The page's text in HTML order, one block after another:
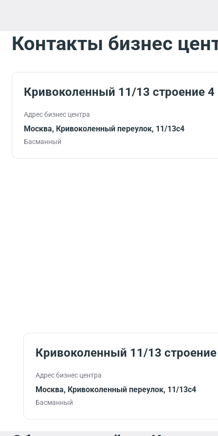
Контакты бизнес
Кривоколенный 11/13 строение 4
Адрес бизнес центра
Москва, Кривоколенный переулок, 11/13с4
Басманный
Кривоколенный 11/13
Адрес бизнес центра
Москва, Кривоколенный переулок, 11/13с4
Басманный